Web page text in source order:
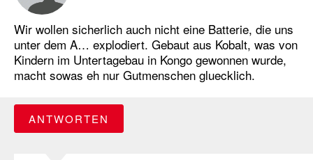
Wir wollen sicherlich auch nicht eine Batterie, die uns
unter dem A… explodiert. Gebaut aus Kobalt, was von
Kindern im Untertagebau in Kongo gewonnen wurde,
macht sowas eh nur Gutmenschen gluecklich.
ANTWORTEN